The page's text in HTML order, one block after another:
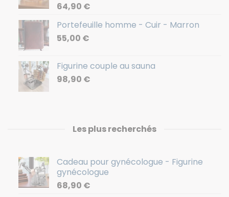
64,90 €
Portefeuille homme - Cuir - Marron
55,00 €
Figurine couple au sauna
98,90 €
Les plus recherchés
Cadeau pour gynécologue - Figurine
gynécologue
68,90 €